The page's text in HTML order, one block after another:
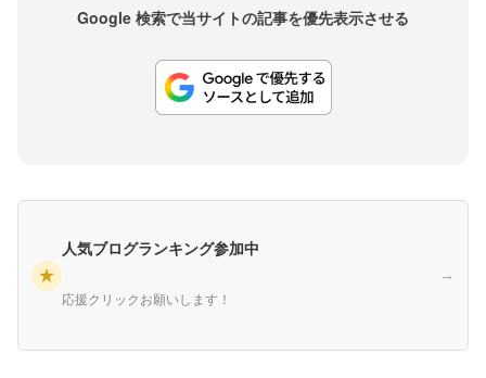
Google 検索で当サイトの記事を優先表示させる
★
人気ブログランキング参加中
応援クリックお願いします！
→